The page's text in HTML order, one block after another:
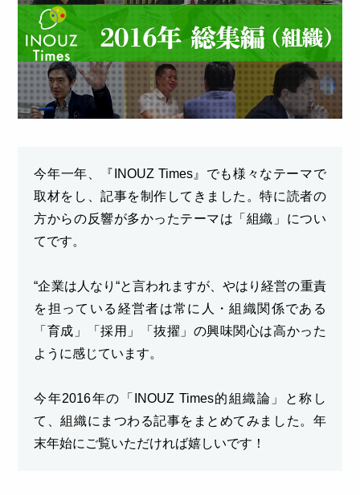
今年一年、『INOUZ Times』でも様々なテーマで
取材をし、記事を制作してきました。特に読者の
方からの反響が多かったテーマは「組織」につい
てです。
“企業は人なり“と言われますが、やはり経営の重責
を担っている経営者は常に人・組織関係である
「育成」「採用」「抜擢」の興味関心は高かった
ように感じています。
今年2016年の「INOUZ Times的組織論」と称し
て、組織にまつわる記事をまとめてみました。年
末年始にご覧いただければ嬉しいです！